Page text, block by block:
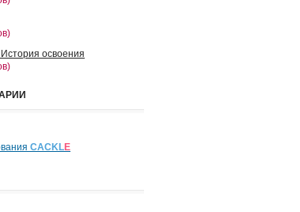
История освоения
CACKLE